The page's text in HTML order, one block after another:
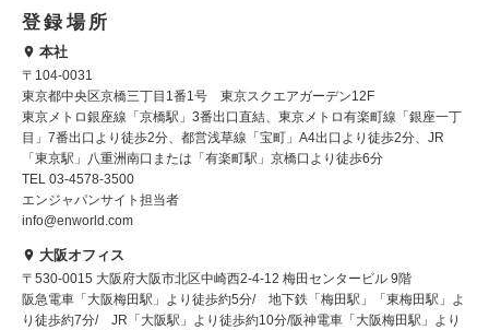
登録場所
本社
〒104-0031
東京都中央区京橋三丁目1番1号 東京スクエアガーデン12F
東京メトロ銀座線「京橋駅」3番出口直結、東京メトロ有楽町線「銀座一丁
目」7番出口より徒歩2分、都営浅草線「宝町」A4出口より徒歩2分、JR
「東京駅」八重洲南口または「有楽町駅」京橋口より徒歩6分
TEL 03-4578-3500
エンジャパンサイト担当者
info@enworld.com
大阪オフィス
〒530-0015 大阪府大阪市北区中崎西2-4-12 梅田センタービル 9階
阪急電車「大阪梅田駅」より徒歩約5分/ 地下鉄「梅田駅」「東梅田駅」よ
り徒歩約7分/ JR「大阪駅」より徒歩約10分/阪神電車「大阪梅田駅」より